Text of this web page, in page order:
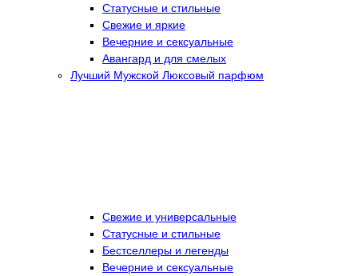
Статусные и стильные
Свежие и яркие
Вечерние и сексуальные
Авангард и для смелых
Лучший Мужской Люксовый парфюм
Свежие и универсальные
Статусные и стильные
Бестселлеры и легенды
Вечерние и сексуальные